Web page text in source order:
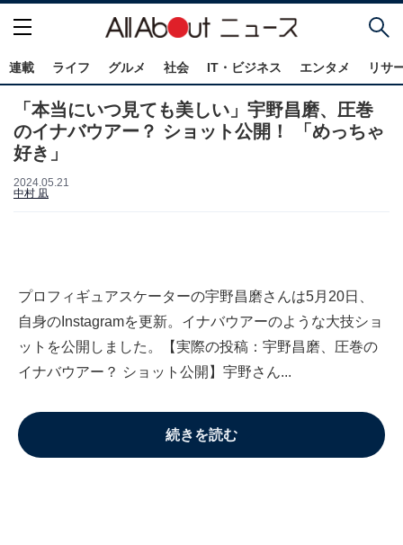
連載 ライフ グルメ 社会 IT・ビジネス エンタメ リサ
「本当にいつ見ても美しい」宇野昌磨、圧巻
のイナバウアー？ ショット公開！ 「めっちゃ
好き」
2024.05.21
中村 凪
プロフィギュアスケーターの宇野昌磨さんは5月20日、
自身のInstagramを更新。イナバウアーのような大技ショ
ットを公開しました。【実際の投稿：宇野昌磨、圧巻の
イナバウアー？ ショット公開】宇野さん...
続きを読む